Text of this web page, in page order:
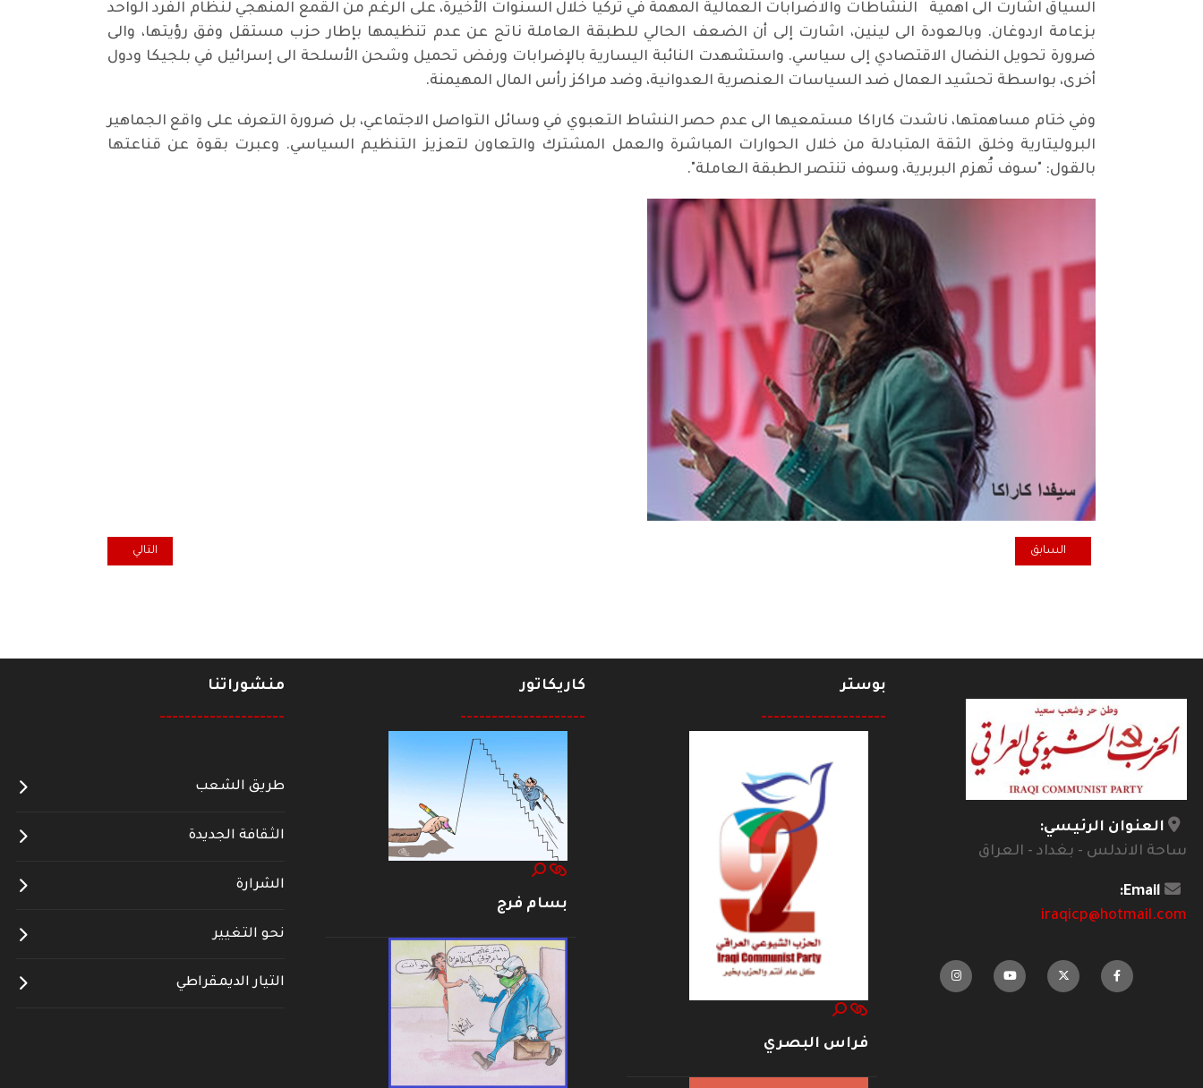
السياق اشارت الى اهمية النشاطات والاضرابات العمالية المهمة في تركيا خلال السنوات الأخيرة، على الرغم من القمع المنهجي لنظام الفرد الواحد
بزعامة اردوغان. وبالعودة الى لينين، اشارت إلى أن الضعف الحالي للطبقة العاملة ناتج عن عدم تنظيمها بإطار حزب مستقل وفق رؤيتها، والى
ضرورة تحويل النضال الاقتصادي إلى سياسي. واستشهدت النائبة اليسارية بالإضرابات ورفض تحميل وشحن الأسلحة الى إسرائيل في بلجيكا ودول
أخرى، بواسطة تحشيد العمال ضد السياسات العنصرية العدوانية، وضد مراكز رأس المال المهيمنة.
وفي ختام مساهمتها، ناشدت كاراكا مستمعيها الى عدم حصر النشاط التعبوي في وسائل التواصل الاجتماعي، بل ضرورة التعرف على واقع الجماهير
البروليتارية وخلق الثقة المتبادلة من خلال الحوارات المباشرة والعمل المشترك والتعاون لتعزيز التنظيم السياسي. وعبرت بقوة عن قناعتها
بالقول: "سوف تُهزم البربرية، وسوف تنتصر الطبقة العاملة".
المقال السابق: الخريطة السياسة الراهنة في السويد اليمين مهيمنا على السلطة والوعي الشعبي
السابق المقال التالي: إقليم كردستان
التالي
العنوان الرئيسي:
ساحة الاندلس - بغداد - العراق
Email:
iraqicp@hotmail.com
بوستر
--------------------
فراس البصري
كاريكاتور
--------------------
بسام فرج
منشوراتنا
--------------------
طريق الشعب
الثقافة الجديدة
الشرارة
نحو التغيير
التيار الديمقراطي